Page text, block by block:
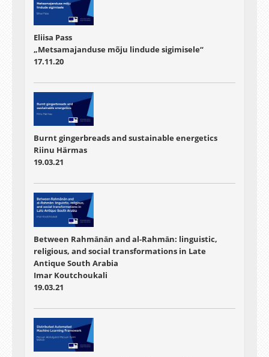
Eliisa Pass
„Metsamajanduse mõju lindude sigimisele“
17.11.20
Burnt gingerbreads and sustainable energetics
Riinu Härmas
19.03.21
Between Rahmānān and al-Rahmān: linguistic,
religious, and social transformations in Late
Antique South Arabia
Imar Koutchoukali
19.03.21